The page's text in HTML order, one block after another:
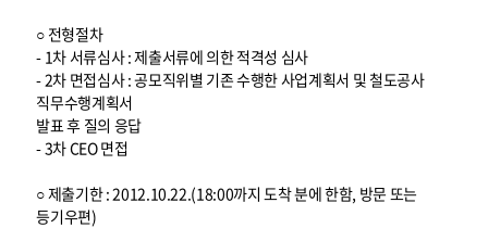
○ 전형절차
- 1차 서류심사 : 제출서류에 의한 적격성 심사
- 2차 면접심사 : 공모직위별 기존 수행한 사업계획서 및 철도공사
직무수행계획서
발표 후 질의 응답
- 3차 CEO 면접
○ 제출기한 : 2012.10.22.(18:00까지 도착 분에 한함, 방문 또는
등기우편)